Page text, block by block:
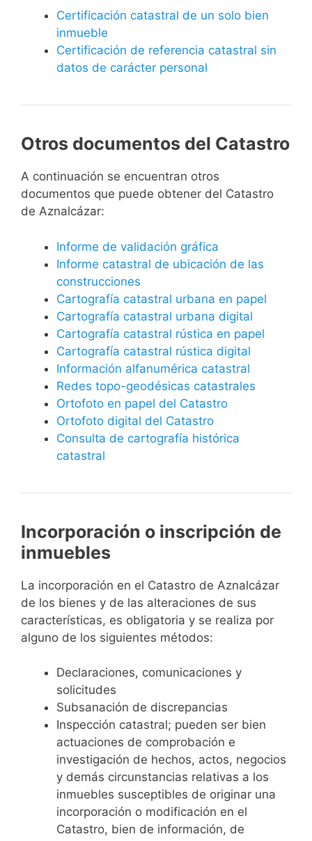
Certificación catastral de un solo bien
inmueble
Certificación de referencia catastral sin
datos de carácter personal
Otros documentos del Catastro
A continuación se encuentran otros
documentos que puede obtener del Catastro
de Aznalcázar:
Informe de validación gráfica
Informe catastral de ubicación de las
construcciones
Cartografía catastral urbana en papel
Cartografía catastral urbana digital
Cartografía catastral rústica en papel
Cartografía catastral rústica digital
Información alfanumérica catastral
Redes topo-geodésicas catastrales
Ortofoto en papel del Catastro
Ortofoto digital del Catastro
Consulta de cartografía histórica
catastral
Incorporación o inscripción de
inmuebles
La incorporación en el Catastro de Aznalcázar
de los bienes y de las alteraciones de sus
características, es obligatoria y se realiza por
alguno de los siguientes métodos:
Declaraciones, comunicaciones y
solicitudes
Subsanación de discrepancias
Inspección catastral; pueden ser bien
actuaciones de comprobación e
investigación de hechos, actos, negocios
y demás circunstancias relativas a los
inmuebles susceptibles de originar una
incorporación o modificación en el
Catastro, bien de información, de